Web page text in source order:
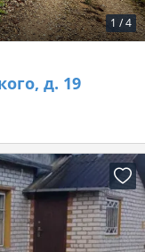
1 /4
д. 19